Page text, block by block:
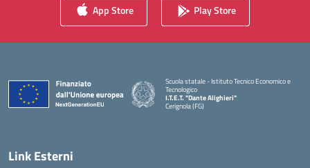
App Store Play Store
Scuola statale - Istituto Tecnico Economico e
Tecnologico
I.T.E.T. "Dante Alighieri"
Cerignola (FG)
— Visita la pagina iniziale della scuola
Link Esterni